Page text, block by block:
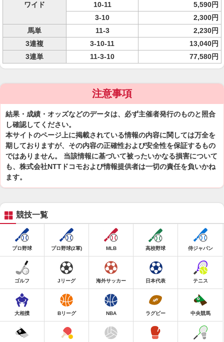
ワイド
10-11
5,590円
3-10
2,300円
馬単
11-3
2,230円
3連複
3-10-11
13,040円
3連単
11-3-10 77,580円
注意事項
結果・成績・オッズなどのデータは、必ず主催者発行のものと照合
し確認してください。
本サイトのページ上に掲載されている情報の内容に関しては万全を
期しておりますが、その内容の正確性および安全性を保証するもの
ではありません。 当該情報に基づいて被ったいかなる損害について
も、株式会社NTTドコモおよび情報提供者は一切の責任を負いかね
ます。
競技一覧
プロ野球 プロ野球(2軍) MLB 高校野球 侍ジャパン
ゴルフ Jリーグ 海外サッカー 日本代表 テニス
大相撲 Bリーグ NBA ラグビー 中央競馬